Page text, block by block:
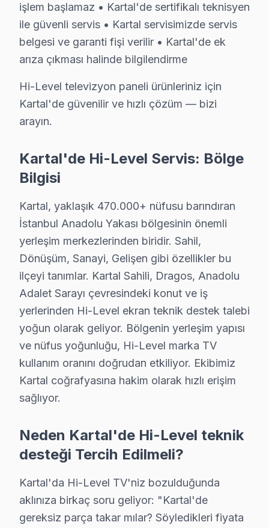
✓ Ücretsiz Arıza Tespiti
Kartal Mahallelerinde Hi-Level Servis
Kartal, İstanbul'un Anadolu Yakası'nda yer alan
Kartal'ın coğrafi konumu, ulaşım ağı açısından
Bölgedeki dağılımı incelediğimizde, 4K çözünürlük
Kartal ve Elektronik Tüketim Tarihi
Elektronik tüketiminde önemli bir yer tutan Hi-Level
"Backlight arızası" da oldukça yaygındır ve ekranda
Yazılım sorunları da Kartal'daki Hi-Level
Son olarak, "güç kartı arızası" nedeniyle
Hi-Level TV'nin Kartal'deki Yeri
Atalar'da Hi-Level TV Servisi
Atalar Mahallesi, son yıllarda artan konut projeleri ile
Cevizli'de Hi-Level TV Servisi
Cevizli Mahallesi, sakin yaşam alanları ve gelişen
Cumhuriyet Mahallesi, tarihsel dokusu ile modern
Çavuşoğlu Mahallesi, son yıllarda yenilenen
Esentepe'de Hi-Level TV Servisi
işlem başlamaz • Kartal'de sertifikalı teknisyen
ile güvenli servis • Kartal servisimizde servis
belgesi ve garanti fişi verilir • Kartal'de ek
arıza çıkması halinde bilgilendirme
Hi-Level televizyon paneli ürünleriniz için
Kartal'de güvenilir ve hızlı çözüm — bizi
arayın.
Kartal'de Hi-Level Servis: Bölge
Bilgisi
Kartal, yaklaşık 470.000+ nüfusu barındıran
İstanbul Anadolu Yakası bölgesinin önemli
yerleşim merkezlerinden biridir. Sahil,
Dönüşüm, Sanayi, Gelişen gibi özellikler bu
ilçeyi tanımlar. Kartal Sahili, Dragos, Anadolu
Adalet Sarayı çevresindeki konut ve iş
yerlerinden Hi-Level ekran teknik destek talebi
yoğun olarak geliyor. Bölgenin yerleşim yapısı
ve nüfus yoğunluğu, Hi-Level marka TV
kullanım oranını doğrudan etkiliyor. Ekibimiz
Kartal coğrafyasına hakim olarak hızlı erişim
sağlıyor.
Neden Kartal'de Hi-Level teknik
desteği Tercih Edilmeli?
Kartal'da Hi-Level TV'niz bozulduğunda
aklınıza birkaç soru geliyor: "Kartal'de
gereksiz parça takar mılar? Söyledikleri fiyata